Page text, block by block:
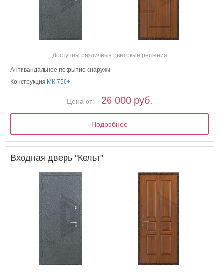
Доступны различные цветовые решения
Антивандальное покрытие снаружи
Конструкция МК 750+
Цена от: 26 000 руб.
Подробнее
Входная дверь "Кельт"